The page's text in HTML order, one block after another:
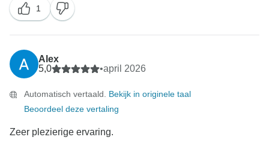
1
Alex
5,0
•april 2026
Automatisch vertaald. Bekijk in originele taal
Beoordeel deze vertaling
Zeer plezierige ervaring.